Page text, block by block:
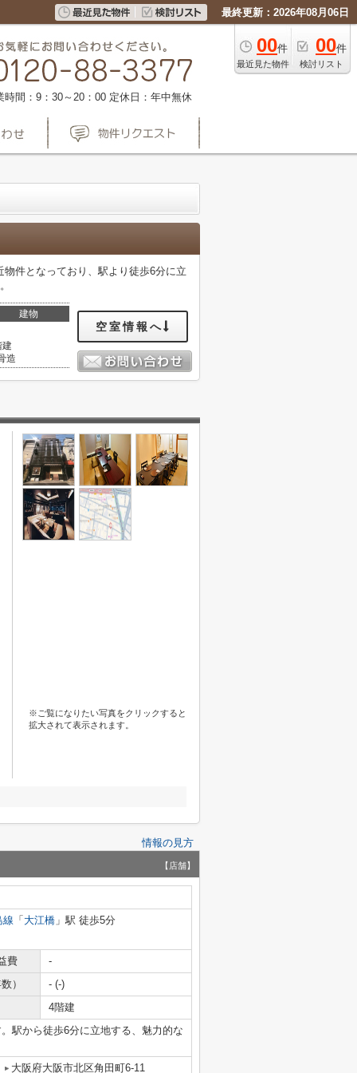
最終更新：2026年08月06日
00件
最近見た物件
00件
検討リスト
時間：9：30～20：00 定休日：年中無休
件となっており、駅より徒歩6分に立
建物
建
造
空室情報へ
※ご覧になりたい写真をクリックすると
拡大されて表示されます。
情報の見方
【店舗】
線 「 大江橋 」駅 徒歩5分
費
-
）
- (-)
4階建
駅から徒歩6分に立地する、魅力的な
大阪府大阪市北区角田町6-11